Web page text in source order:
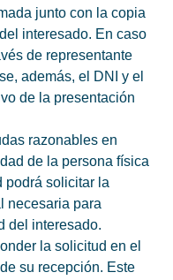
junto con la copia
interesado. En caso
de representante
además, el DNI y el
de la presentación
razonables en
de la persona física
podrá solicitar la
necesaria para
del interesado.
la solicitud en el
su recepción. Este